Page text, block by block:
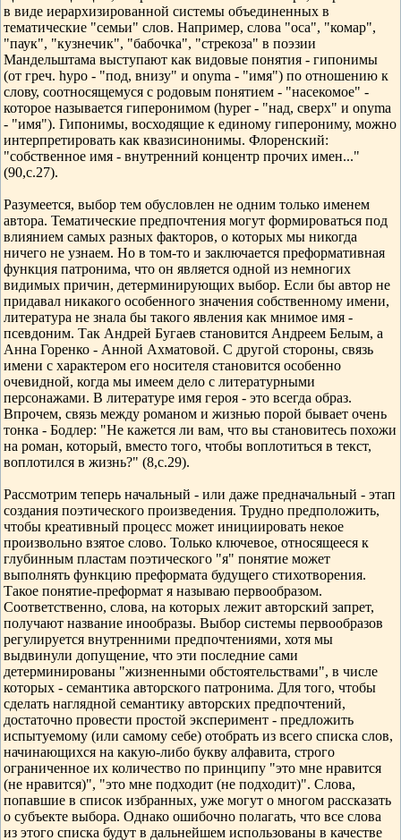
в виде иерархизированной системы объединенных в
тематические "семьи" слов. Например, слова "оса", "комар",
"паук", "кузнечик", "бабочка", "стрекоза" в поэзии
Мандельштама выступают как видовые понятия - гипонимы
(от греч. hypo - "под, внизу" и onyma - "имя") по отношению к
слову, соотносящемуся с родовым понятием - "насекомое" -
которое называется гиперонимом (hyper - "над, сверх" и onyma
- "имя"). Гипонимы, восходящие к единому гиперониму, можно
интерпретировать как квазисинонимы. Флоренский:
"собственное имя - внутренний концентр прочих имен..."
(90,с.27).
Разумеется, выбор тем обусловлен не одним только именем
автора. Тематические предпочтения могут формироваться под
влиянием самых разных факторов, о которых мы никогда
ничего не узнаем. Но в том-то и заключается преформативная
функция патронима, что он является одной из немногих
видимых причин, детерминирующих выбор. Если бы автор не
придавал никакого особенного значения собственному имени,
литература не знала бы такого явления как мнимое имя -
псевдоним. Так Андрей Бугаев становится Андреем Белым, а
Анна Горенко - Анной Ахматовой. С другой стороны, связь
имени с характером его носителя становится особенно
очевидной, когда мы имеем дело с литературными
персонажами. В литературе имя героя - это всегда образ.
Впрочем, связь между романом и жизнью порой бывает очень
тонка - Бодлер: "Не кажется ли вам, что вы становитесь похожи
на роман, который, вместо того, чтобы воплотиться в текст,
воплотился в жизнь?" (8,с.29).
Рассмотрим теперь начальный - или даже предначальный - этап
создания поэтического произведения. Трудно предположить,
чтобы креативный процесс может инициировать некое
произвольно взятое слово. Только ключевое, относящееся к
глубинным пластам поэтического "я" понятие может
выполнять функцию преформата будущего стихотворения.
Такое понятие-преформат я называю первообразом.
Соответственно, слова, на которых лежит авторский запрет,
получают название инообразы. Выбор системы первообразов
регулируется внутренними предпочтениями, хотя мы
выдвинули допущение, что эти последние сами
детерминированы "жизненными обстоятельствами", в числе
которых - семантика авторского патронима. Для того, чтобы
сделать наглядной семантику авторских предпочтений,
достаточно провести простой эксперимент - предложить
испытуемому (или самому себе) отобрать из всего списка слов,
начинающихся на какую-либо букву алфавита, строго
ограниченное их количество по принципу "это мне нравится
(не нравится)", "это мне подходит (не подходит)". Слова,
попавшие в список избранных, уже могут о многом рассказать
о субъекте выбора. Однако ошибочно полагать, что все слова
из этого списка будут в дальнейшем использованы в качестве